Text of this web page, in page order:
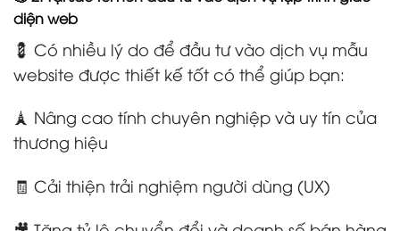
diện web
💈 Có nhiều lý do để đầu tư vào dịch vụ mẫu
website được thiết kế tốt có thể giúp bạn:
🗼 Nâng cao tính chuyên nghiệp và uy tín của
thương hiệu
🧾 Cải thiện trải nghiệm người dùng (UX)